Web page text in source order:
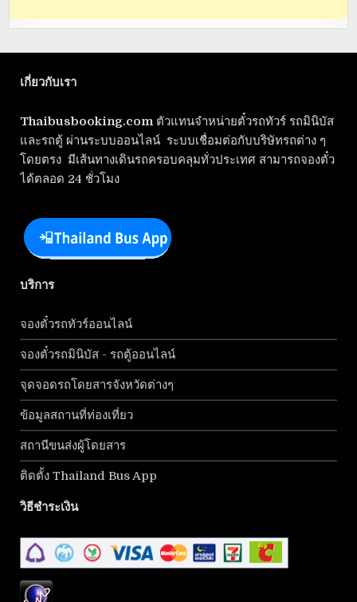
เกี่ยวกับเรา
Thaibusbooking.com ตัวแทนจำหน่ายตั๋วรถทัวร์ รถมินิบัส
และรถตู้ ผ่านระบบออนไลน์ ระบบเชื่อมต่อกับบริษัทรถต่าง ๆ
โดยตรง มีเส้นทางเดินรถครอบคลุมทั่วประเทศ สามารถจองตั๋ว
ได้ตลอด 24 ชั่วโมง
บริการ
จองตั๋วรถทัวร์ออนไลน์
จองตั๋วรถมินิบัส - รถตู้ออนไลน์
จุดจอดรถโดยสารจังหวัดต่างๆ
ข้อมูลสถานที่ท่องเที่ยว
สถานีขนส่งผู้โดยสาร
ติดตั้ง Thailand Bus App
วิธีชำระเงิน